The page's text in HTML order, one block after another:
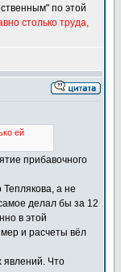
по этой
столько труда,
ей
прибавочного
а не
делал бы за 12
в этой
и расчеты вёл
явлений. Что